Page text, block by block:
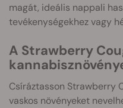
magát, ideális nappali
tevékenységekhez vagy
A Strawberry
Csíráztasson Strawberry
vaskos növényeket